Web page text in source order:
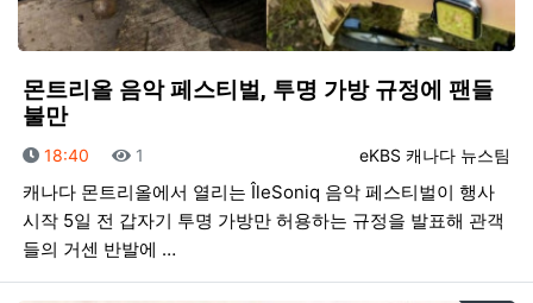
몬트리올 음악 페스티벌, 투명 가방 규정에 팬들
불만
등록자
eKBS 캐나다 뉴스팀
등록일
18:40 조회
1
캐나다 몬트리올에서 열리는 ÎleSoniq 음악 페스티벌이 행사
시작 5일 전 갑자기 투명 가방만 허용하는 규정을 발표해 관객
들의 거센 반발에 …